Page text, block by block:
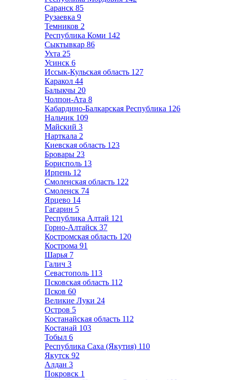
Саранск 85
Рузаевка 9
Темников 2
Республика Коми 142
Сыктывкар 86
Ухта 25
Усинск 6
Иссык-Кульская область 127
Каракол 44
Балыкчы 20
Чолпон-Ата 8
Кабардино-Балкарская Республика 126
Нальчик 109
Майский 3
Нарткала 2
Киевская область 123
Бровары 23
Борисполь 13
Ирпень 12
Смоленская область 122
Смоленск 74
Ярцево 14
Гагарин 5
Республика Алтай 121
Горно-Алтайск 37
Костромская область 120
Кострома 91
Шарья 7
Галич 3
Севастополь 113
Псковская область 112
Псков 60
Великие Луки 24
Остров 5
Костанайская область 112
Костанай 103
Тобыл 6
Республика Саха (Якутия) 110
Якутск 92
Алдан 3
Покровск 1